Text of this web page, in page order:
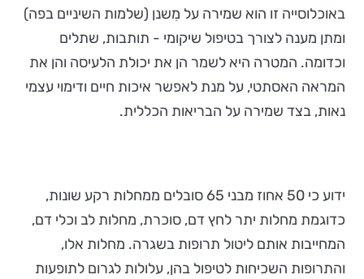
באוכלוסייה זו הוא שמירה על מִשנן (שלמות השיניים בפה)
ומתן מענה לצורך בטיפול שיקומי - תותבות, שתלים
וכדומה. המטרה היא לשמר הן את יכולת הלעיסה והן את
המראה האסתטי, על מנת לאפשר איכות חיים ודימוי עצמי
נאות, בצד שמירה על הבריאות הכללית.
ידוע כי 50 אחוז מבני 65 סובלים ממחלות רקע שונות,
כדוגמת מחלות יתר לחץ דם, סוכרת, מחלות לב וכלי דם,
המחייבות אותם ליטול תרופות בשגרה. מחלות אלו,
והתרופות השכיחות לטיפול בהן, עלולות לגרום לתופעות